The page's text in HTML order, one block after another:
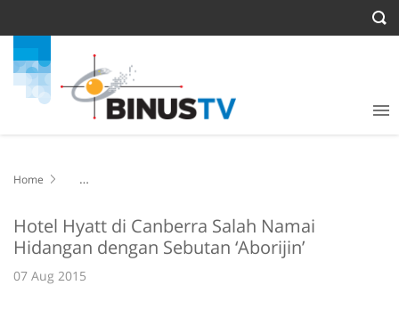
Home
Hotel Hyatt di Canberra Salah Namai
Hidangan dengan Sebutan ‘Aborijin’
07 Aug 2015